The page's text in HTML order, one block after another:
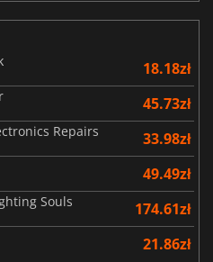
18.18zł
45.73zł
Repairs 33.98zł
49.49zł
Souls 174.61zł
21.86zł